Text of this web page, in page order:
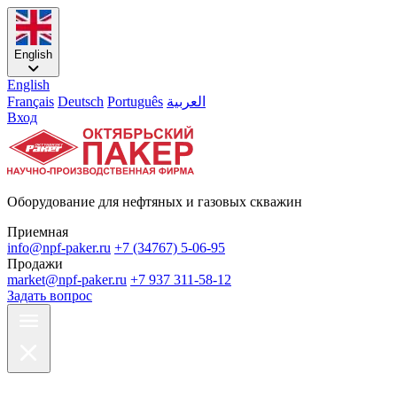
English
English
Français Deutsch Português العربية
Вход
Оборудование для нефтяных и газовых скважин
Приемная
info@npf-paker.ru +7 (34767) 5-06-95
Продажи
market@npf-paker.ru +7 937 311-58-12
Задать вопрос